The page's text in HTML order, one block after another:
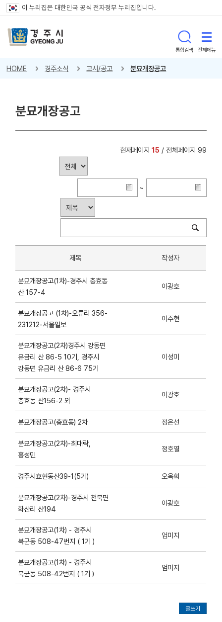
이 누리집은 대한민국 공식 전자정부 누리집입니다.
통합검색 전체메뉴
HOME 경주소식 고시/공고 분묘개장공고
분묘개장공고
현재페이지 15 / 전체페이지 99
~
제목 작성자
분묘개장공고(1차)-경주시 충효동
산 157-4
이광호
분묘개장공고 (1차)-오류리 356-
231212-서울일보
이주현
분묘개장공고(2차)경주시 강동면
유금리 산 86-5 10기, 경주시
강동면 유금리 산 86-6 75기
이성미
분묘개장공고(2차)- 경주시
충효동 산156-2 외
이광호
분묘개장공고(충효동) 2차 정은선
분묘개장공고(2차)-최대락,
홍성민
정호열
경주시효현동산39-1(5기) 오옥희
분묘개장공고(2차)-경주시 천북면
화산리 산194
이광호
분묘개장공고(1차) - 경주시
북군동 508-47번지 ( 1기 )
엄미지
분묘개장공고(1차) - 경주시
북군동 508-42번지 ( 1기 )
엄미지
글쓰기